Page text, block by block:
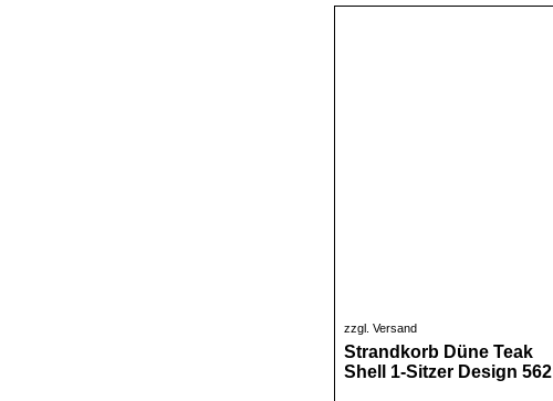
zzgl. Versand
Strandkorb Düne Teak
Shell 1-Sitzer Design 562